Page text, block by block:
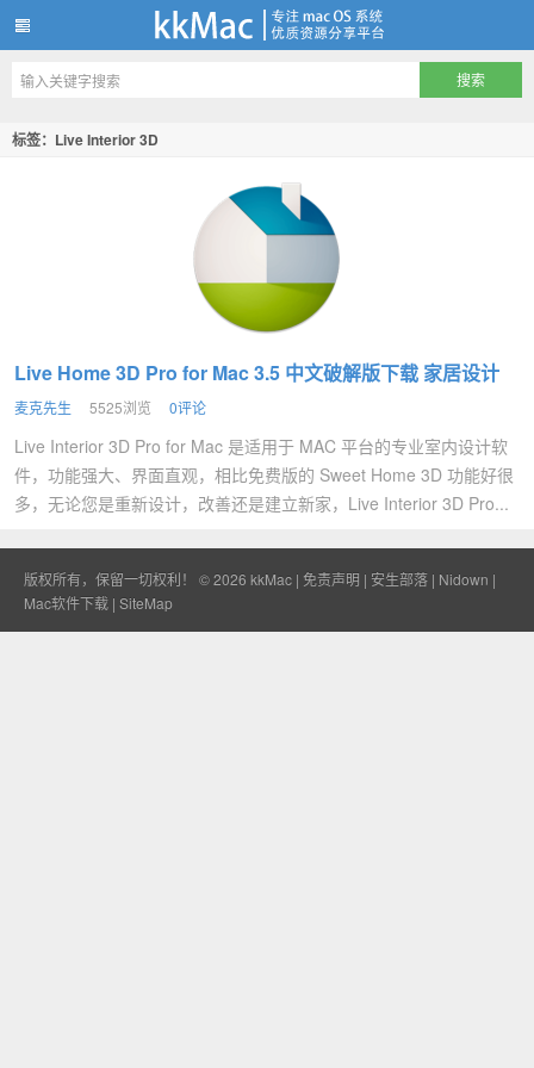
kkMac
标签：Live Interior 3D
Live Home 3D Pro for Mac 3.5 中文破解版下载 家居设计
麦克先生 5525浏览 0评论
Live Interior 3D Pro for Mac 是适用于 MAC 平台的专业室内设计软
件，功能强大、界面直观，相比免费版的 Sweet Home 3D 功能好很
多，无论您是重新设计，改善还是建立新家，Live Interior 3D Pro...
版权所有，保留一切权利！ © 2026 kkMac | 免责声明 | 安生部落 | Nidown |
Mac软件下载 | SiteMap